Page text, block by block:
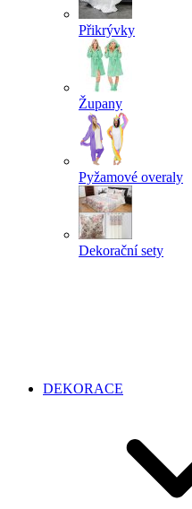
Přikrývky
Župany
Pyžamové overaly
Dekorační sety
DEKORACE